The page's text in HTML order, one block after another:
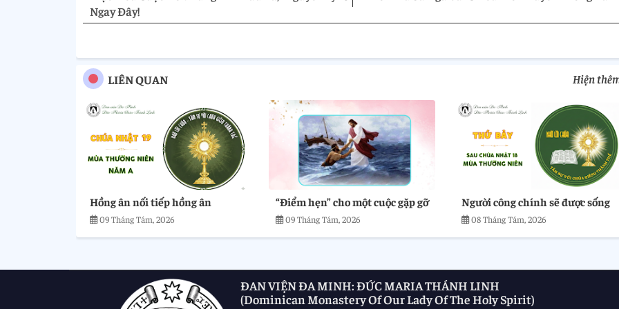
Ngay Đây!
LIÊN QUAN Hiện
Hồng ân nối tiếp hồng ân
09 Tháng Tám, 2026
“Điểm hẹn” cho một cuộc gặp gỡ
09 Tháng Tám, 2026
Người công chính sẽ được sống
08 Tháng Tám, 2026
ĐAN VIỆN ĐA MINH: ĐỨC MARIA THÁNH LINH
(Dominican Monastery Of Our Lady Of The Holy Spirit)